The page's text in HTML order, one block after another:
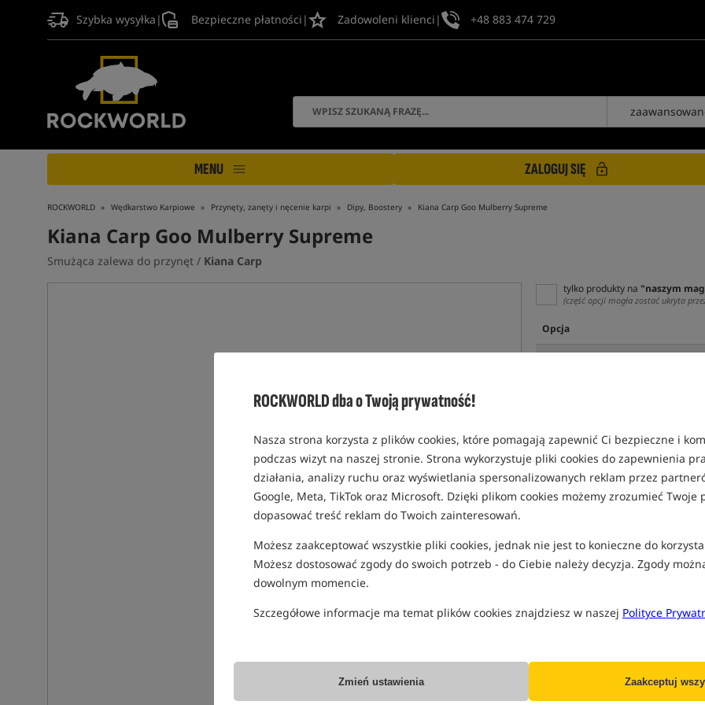
ROCKWORLD dba o Twoją prywatność!
Nasza strona korzysta z plików cookies, które pomagają zapewnić Ci bezpieczne i
podczas wizyt na naszej stronie. Strona wykorzystuje pliki cookies do zapewnienia
działania, analizy ruchu oraz wyświetlania spersonalizowanych reklam przez
Google, Meta, TikTok oraz Microsoft. Dzięki plikom cookies możemy zrozumieć Twoje
dopasować treść reklam do Twoich zainteresowań.
Możesz zaakceptować wszystkie pliki cookies, jednak nie jest to konieczne do
Możesz dostosować zgody do swoich potrzeb - do Ciebie należy decyzja. Zgody
dowolnym momencie.
Szczegółowe informacje ma temat plików cookies znajdziesz w naszej Polityce
Zmień ustawienia Zaakceptuj
Szybka wysyłka | Bezpieczne płatności | Zadowoleni klienci | +48 883 474 729
MENU ZALOGUJ SIĘ
ROCKWORLD Wędkarstwo Karpiowe Przynęty, zanęty i nęcenie karpi Dipy, Boostery Kiana Carp Goo Mulberry Supreme
Kiana Carp Goo Mulberry Supreme
Smużąca zalewa do przynęt / Kiana Carp
tylko produkty na "naszym
(część opcji mogła zostać ukryta
Opcja
SPODZIEWANA WYSYŁKA
Wszystkie podane ceny zawierają
7.99 PLN